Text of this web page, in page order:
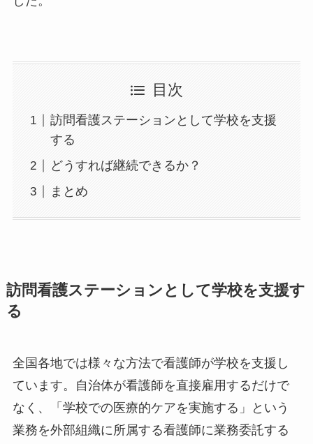
目次
訪問看護ステーションとして学校を支援
する
どうすれば継続できるか？
まとめ
訪問看護ステーションとして学校を支援す
る
全国各地では様々な方法で看護師が学校を支援し
ています。自治体が看護師を直接雇用するだけで
なく、「学校での医療的ケアを実施する」という
業務を外部組織に所属する看護師に業務委託する